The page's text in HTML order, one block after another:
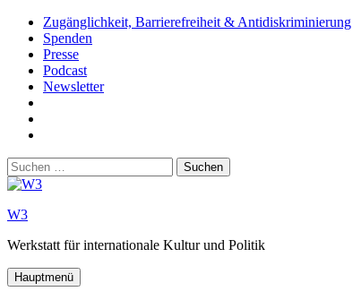
Zum
Inhalt
springen
Zugänglichkeit, Barrierefreiheit & Antidiskriminierung
Spenden
Presse
Podcast
Newsletter
Youtube
Suchen
nach:
W3
Werkstatt für internationale Kultur und Politik
Hauptmenü